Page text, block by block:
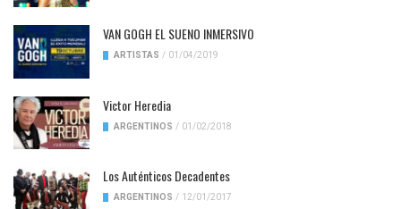
VAN GOGH EL SUENO INMERSIVO
ARTISTAS / 01/04/2019
Victor Heredia
ARGENTINOS / 01/02/2018
Los Auténticos Decadentes
ARGENTINOS / 12/01/2017